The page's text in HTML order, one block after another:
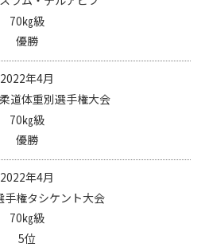
70㎏級
優勝
2022年4月
道体重別選手権大会
70㎏級
優勝
2022年4月
手権タシケント大会
70㎏級
5位